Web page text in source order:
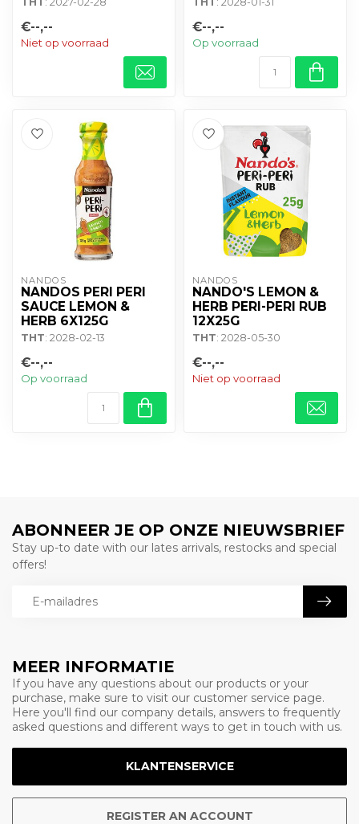
€--,--
Niet op voorraad
€--,--
Op voorraad
NANDOS
NANDOS PERI PERI
SAUCE LEMON &
HERB 6X125G
THT: 2028-02-13
€--,--
Op voorraad
NANDOS
NANDO'S LEMON &
HERB PERI-PERI RUB
12X25G
THT: 2028-05-30
€--,--
Niet op voorraad
MEER INFORMATIE
If you have any questions about our products or your
purchase, make sure to visit our customer service page.
Here you'll find our company details, answers to frequently
asked questions and different ways to get in touch with us.
KLANTENSERVICE
REGISTER AN ACCOUNT
ABONNEER JE OP ONZE NIEUWSBRIEF
Stay up-to date with our lates arrivals, restocks and special
offers!